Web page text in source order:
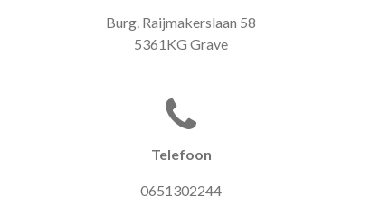
Burg. Raijmakerslaan 58
5361KG Grave
Telefoon
0651302244